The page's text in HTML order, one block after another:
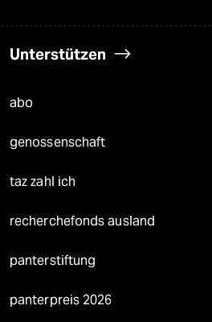
Unterstützen
abo
genossenschaft
taz zahl ich
recherchefonds ausland
panterstiftung
panterpreis 2026